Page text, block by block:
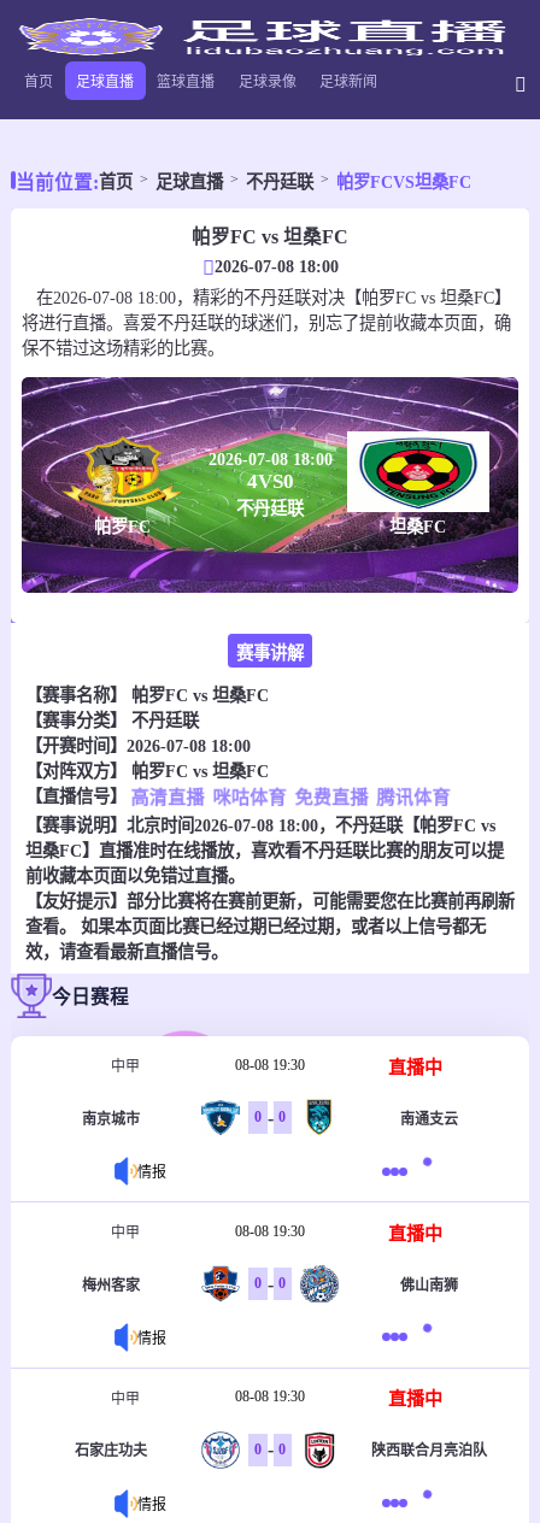
首页 足球直播 篮球直播 足球录像 足球新闻
当前位置:首页 足球直播 不丹廷联 帕罗FCVS坦桑FC
帕罗FC vs 坦桑FC
2026-07-08 18:00
在2026-07-08 18:00，精彩的不丹廷联对决【帕罗FC vs 坦桑FC】
将进行直播。喜爱不丹廷联的球迷们，别忘了提前收藏本页面，确
保不错过这场精彩的比赛。
帕罗FC
2026-07-08 18:00
4VS0
不丹廷联
坦桑FC
赛事讲解
【赛事名称】 帕罗FC vs 坦桑FC
【赛事分类】 不丹廷联
【开赛时间】2026-07-08 18:00
【对阵双方】 帕罗FC vs 坦桑FC
【直播信号】
高清直播 咪咕体育 免费直播 腾讯体育
【赛事说明】北京时间2026-07-08 18:00，不丹廷联【帕罗FC vs
坦桑FC】直播准时在线播放，喜欢看不丹廷联比赛的朋友可以提
前收藏本页面以免错过直播。
【友好提示】部分比赛将在赛前更新，可能需要您在比赛前再刷新
查看。 如果本页面比赛已经过期已经过期，或者以上信号都无
效，请查看最新直播信号。
今日赛程
中甲 08-08 19:30 直播中
南京城市 0 - 0 南通支云
情报
中甲 08-08 19:30 直播中
梅州客家 0 - 0 佛山南狮
情报
中甲 08-08 19:30 直播中
石家庄功夫 0 - 0 陕西联合月亮泊队
情报